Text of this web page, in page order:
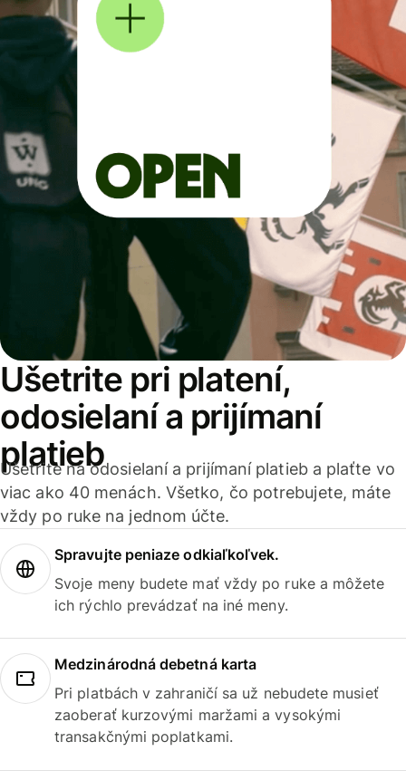
Ušetrite pri platení,
odosielaní a prijímaní
platieb
Ušetrite na odosielaní a prijímaní platieb a plaťte vo
viac ako 40 menách. Všetko, čo potrebujete, máte
vždy po ruke na jednom účte.
Spravujte peniaze odkiaľkoľvek.
Svoje meny budete mať vždy po ruke a môžete
ich rýchlo prevádzať na iné meny.
Medzinárodná debetná karta
Pri platbách v zahraničí sa už nebudete musieť
zaoberať kurzovými maržami a vysokými
transakčnými poplatkami.